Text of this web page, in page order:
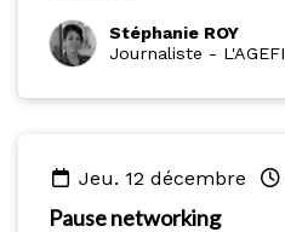
Stéphanie ROY
Journaliste - L'AGEFI
jeu. 12 décembre
Pause networking